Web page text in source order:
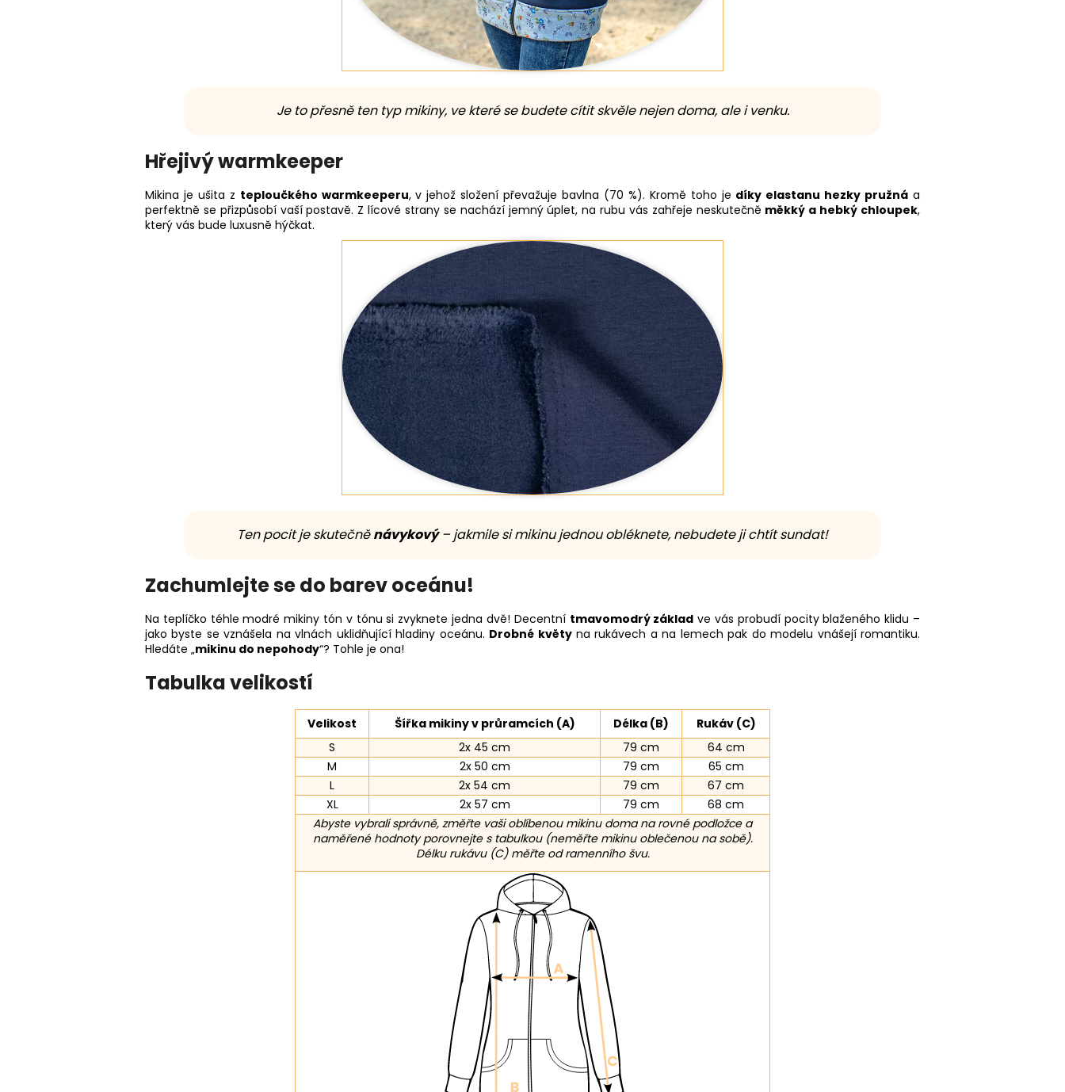
Je to přesně ten typ mikiny, ve které se budete cítit skvěle nejen doma, ale i venku.
Hřejivý warmkeeper
Mikina je ušita z teploučkého warmkeeperu, v jehož složení převažuje bavlna (70 %). Kromě toho je díky elastanu hezky pružná a
perfektně se přizpůsobí vaší postavě. Z lícové strany se nachází jemný úplet, na rubu vás zahřeje neskutečně měkký a hebký chloupek,
který vás bude luxusně hýčkat.
Ten pocit je skutečněnávykový– jakmile si mikinu jednou obléknete, nebudete ji chtít sundat!
Zachumlejte se do barev oceánu!
Na teplíčko téhle modré mikiny tón v tónu si zvyknete jedna dvě! Decentní tmavomodrý základ ve vás probudí pocity blaženého klidu –⁠⁠⁠⁠⁠⁠
jako byste se vznášela na vlnách uklidňující hladiny oceánu. Drobné květyna rukávech a na lemech pak do modelu vnášejí romantiku.
Hledáte „mikinu do nepohody“? Tohle je ona!
Tabulka velikostí
Velikost Šířka mikiny v průramcích (A) Délka (B)
Rukáv (C)
S
2x 45 cm 79 cm
64 cm
M
2x 50 cm 79 cm
65 cm
L
2x 54 cm 79 cm
67 cm
XL
2x 57 cm 79 cm
68 cm
Abyste vybrali správně, změřte vaši oblíbenou mikinu doma na rovné podložce a
naměřené hodnoty porovnejte s tabulkou (neměřte mikinu oblečenou na sobě).
Délku rukávu (C) měřte od ramenního švu.